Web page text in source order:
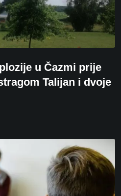
u Čazmi prije
Talijan i dvoje